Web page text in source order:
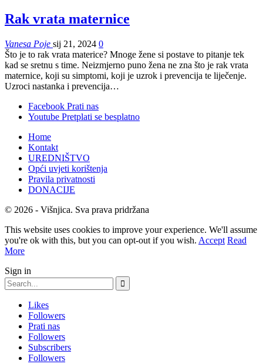
Rak vrata maternice
Vanesa Poje sij 21, 2024 0
Što je to rak vrata materice? Mnoge žene si postave to pitanje tek
kad se sretnu s time. Neizmjerno puno žena ne zna što je rak vrata
maternice, koji su simptomi, koji je uzrok i prevencija te liječenje.
Uzroci nastanka i prevencija…
Facebook Prati nas
Youtube Pretplati se besplatno
Home
Kontakt
UREDNIŠTVO
Opći uvjeti korištenja
Pravila privatnosti
DONACIJE
© 2026 - Višnjica. Sva prava pridržana
This website uses cookies to improve your experience. We'll assume
you're ok with this, but you can opt-out if you wish. Accept Read
More
Sign in
Likes
Followers
Prati nas
Followers
Subscribers
Followers